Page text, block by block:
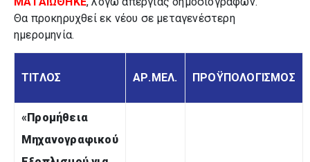
Θα προκηρυχθεί εκ νέου σε μεταγενέστερη
ημερομηνία.
ΤΙΤΛΟΣ ΑΡ.ΜΕΛ. ΠΡΟΫΠΟΛΟΓΙΣΜΟΣ
«Προμήθεια
Μηχανογραφικού